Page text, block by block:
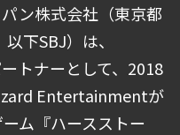
ン株式会社（東京都
下SBJ）は、
トナーとして、2018
Entertainmentが
ム『ハースストー